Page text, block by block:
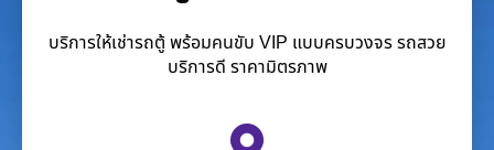
บริการให้เช่ารถตู้ พร้อมคนขับ VIP แบบครบวงจร รถสวย
บริการดี ราคามิตรภาพ